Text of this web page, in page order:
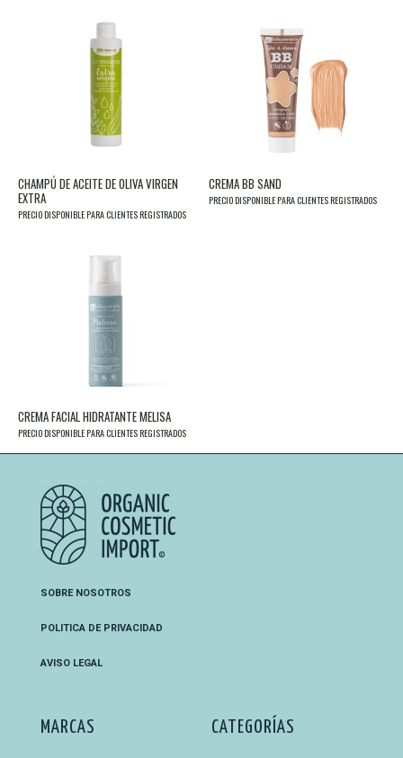
CHAMPÚ DE ACEITE DE OLIVA VIRGEN
EXTRA
PRECIO DISPONIBLE PARA CLIENTES REGISTRADOS
CREMA BB SAND
PRECIO DISPONIBLE PARA CLIENTES REGISTRADOS
CREMA FACIAL HIDRATANTE MELISA
PRECIO DISPONIBLE PARA CLIENTES REGISTRADOS
SOBRE NOSOTROS
POLITICA DE PRIVACIDAD
AVISO LEGAL
MARCAS CATEGORÍAS